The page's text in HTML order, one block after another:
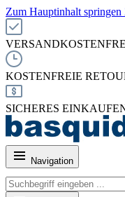
Zum Hauptinhalt springen
KOSTENFREIE
SICHERES
Navigation